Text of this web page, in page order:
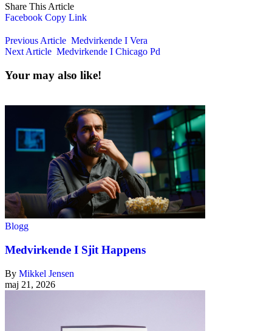
Share This Article
Facebook Copy Link
Previous Article Medvirkende I Vera
Next Article Medvirkende I Chicago Pd
Your may also like!
Blogg
Medvirkende I Sjit Happens
By Mikkel Jensen
maj 21, 2026